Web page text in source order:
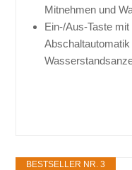
Mitnehmen und
Ein-/Aus-Taste
BESTSELLER NR. 3